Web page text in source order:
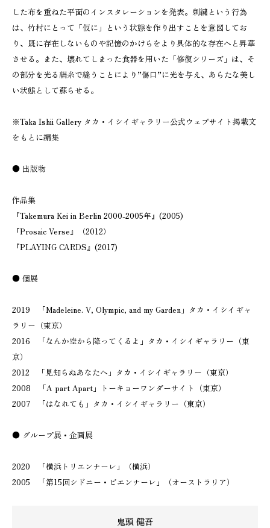
した布を重ねた平面のインスタレーションを発表。刺繍という行為
は、竹村にとって「仮に」という状態を作り出すことを意図してお
り、既に存在しないものや記憶のかけらをより具体的な存在へと昇華
させる。また、壊れてしまった食器を用いた「修復シリーズ」は、そ
の部分を光る絹糸で縫うことにより”傷口”に光を与え、あらたな美し
い状態として蘇らせる。
※Taka Ishii Gallery タカ・イシイギャラリー公式ウェブサイト掲載文
をもとに編集
● 出版物
作品集
『Takemura Kei in Berlin 2000-2005年』(2005)
『Prosaic Verse』（2012）
『PLAYING CARDS』(2017)
● 個展
2019 「Madeleine. V, Olympic, and my Garden」タカ・イシイギャ
ラリー（東京）
2016 「なんか空から降ってくるよ」タカ・イシイギャラリー（東
京）
2012 「見知らぬあなたへ」タカ・イシイギャラリー（東京）
2008 「A part Apart」トーキョーワンダーサイト（東京）
2007 「はなれても」タカ・イシイギャラリー（東京）
● グループ展・企画展
2020 「横浜トリエンナーレ」（横浜）
2005 「第15回シドニー・ビエンナーレ」（オーストラリア）
鬼頭 健吾